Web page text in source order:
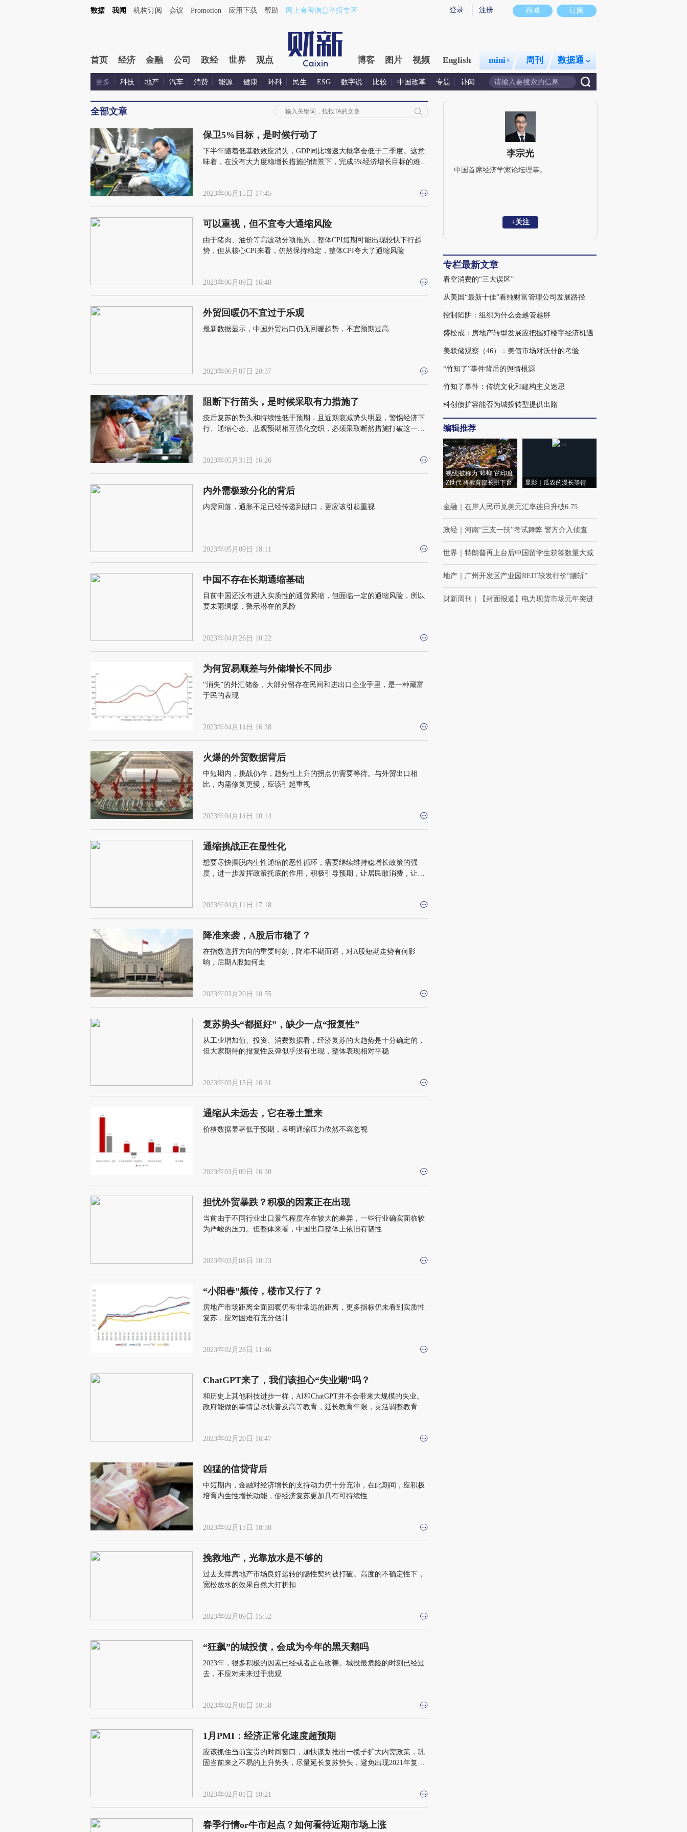
商城 订阅
登录 注册
数据 我闻 机构订阅 会议 Promotion 应用下载 帮助 网上有害信息举报专区
首页 经济 金融 公司 政经 世界 观点 博客 图片 视频 English mini+ 周刊 数据通
更多 科技 地产 汽车 消费 能源 健康 环科 民生 ESG 数字说 比较 中国改革 专题 讣闻
全部文章
保卫5%目标，是时候行动了
下半年随着低基数效应消失，GDP同比增速大概率会低于二季度。这意
味着，在没有大力度稳增长措施的情景下，完成5%经济增长目标的难度
2023年06月15日 17:45
可以重视，但不宜夸大通缩风险
由于猪肉、油价等高波动分项拖累，整体CPI短期可能出现较快下行趋
势，但从核心CPI来看，仍然保持稳定，整体CPI夸大了通缩风险
2023年06月09日 16:48
外贸回暖仍不宜过于乐观
最新数据显示，中国外贸出口仍无回暖趋势，不宜预期过高
2023年06月07日 20:37
阻断下行苗头，是时候采取有力措施了
疫后复苏的势头和持续性低于预期，且近期衰减势头明显，警惕经济下
行、通缩心态、悲观预期相互强化交织，必须采取断然措施打破这一循
2023年05月31日 16:26
内外需极致分化的背后
内需回落，通胀不足已经传递到进口，更应该引起重视
2023年05月09日 18:11
中国不存在长期通缩基础
目前中国还没有进入实质性的通货紧缩，但面临一定的通缩风险，所以
要未雨绸缪，警示潜在的风险
2023年04月26日 10:22
为何贸易顺差与外储增长不同步
“消失”的外汇储备，大部分留存在民间和进出口企业手里，是一种藏富
于民的表现
2023年04月14日 16:38
火爆的外贸数据背后
中短期内，挑战仍存，趋势性上升的拐点仍需要等待。与外贸出口相
比，内需修复更慢，应该引起重视
2023年04月14日 10:14
通缩挑战正在显性化
想要尽快摆脱内生性通缩的恶性循环，需要继续维持稳增长政策的强
度，进一步发挥政策托底的作用，积极引导预期，让居民敢消费，让企
2023年04月11日 17:18
降准来袭，A股后市稳了？
在指数选择方向的重要时刻，降准不期而遇，对A股短期走势有何影
响，后期A股如何走
2023年03月20日 10:55
复苏势头“都挺好”，缺少一点“报复性”
从工业增加值、投资、消费数据看，经济复苏的大趋势是十分确定的，
但大家期待的报复性反弹似乎没有出现，整体表现相对平稳
2023年03月15日 16:31
通缩从未远去，它在卷土重来
价格数据显著低于预期，表明通缩压力依然不容忽视
2023年03月09日 16:30
担忧外贸暴跌？积极的因素正在出现
当前由于不同行业出口景气程度存在较大的差异，一些行业确实面临较
为严峻的压力。但整体来看，中国出口整体上依旧有韧性
2023年03月08日 10:13
“小阳春”频传，楼市又行了？
房地产市场距离全面回暖仍有非常远的距离，更多指标仍未看到实质性
复苏，应对困难有充分估计
2023年02月28日 11:46
ChatGPT来了，我们该担心“失业潮”吗？
和历史上其他科技进步一样，AI和ChatGPT并不会带来大规模的失业。
政府能做的事情是尽快普及高等教育，延长教育年限，灵活调整教育方
2023年02月20日 16:47
凶猛的信贷背后
中短期内，金融对经济增长的支持动力仍十分充沛，在此期间，应积极
培育内生性增长动能，使经济复苏更加具有可持续性
2023年02月13日 10:38
挽救地产，光靠放水是不够的
过去支撑房地产市场良好运转的隐性契约被打破。高度的不确定性下，
宽松放水的效果自然大打折扣
2023年02月09日 15:52
“狂飙”的城投债，会成为今年的黑天鹅吗
2023年，很多积极的因素已经或者正在改善。城投最危险的时刻已经过
去，不应对未来过于悲观
2023年02月08日 10:58
1月PMI：经济正常化速度超预期
应该抓住当前宝贵的时间窗口，加快谋划推出一揽子扩大内需政策，巩
固当前来之不易的上升势头，尽量延长复苏势头，避免出现2021年复
2023年02月01日 10:21
春季行情or牛市起点？如何看待近期市场上涨
李宗光
中国首席经济学家论坛理事。
+关注
专栏最新文章
看空消费的“三大误区”
从美国“最新十佳”看纯财富管理公司发展路径
控制陷阱：组织为什么会越管越胖
盛松成：房地产转型发展应把握好楼宇经济机遇
美联储观察（46）：美债市场对沃什的考验
“竹知了”事件背后的舆情根源
竹知了事件：传统文化和建构主义迷思
科创债扩容能否为城投转型提供出路
编辑推荐
视线|被称为“蟑螂”的印度
Z世代 将教育部长拱下台
显影｜瓜农的漫长等待
金融 在岸人民币兑美元汇率连日升破6.75
政经 河南“三支一扶”考试舞弊 警方介入侦查
世界 特朗普再上台后中国留学生获签数量大减
地产 广州开发区产业园REIT较发行价“腰斩”
财新周刊 【封面报道】电力现货市场元年突进